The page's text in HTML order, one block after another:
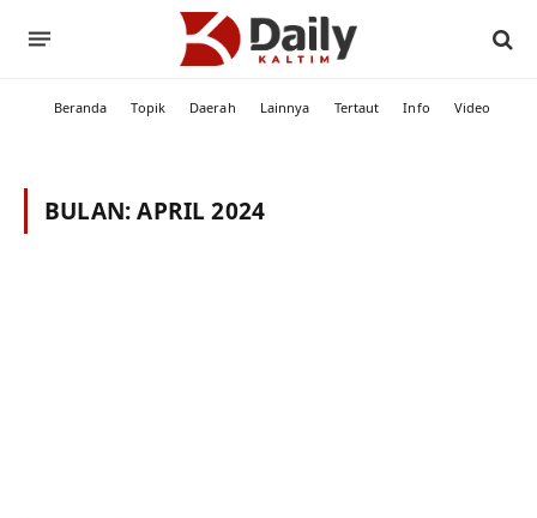
Beranda Topik Daerah Lainnya Tertaut Info Video
BULAN:APRIL 2024